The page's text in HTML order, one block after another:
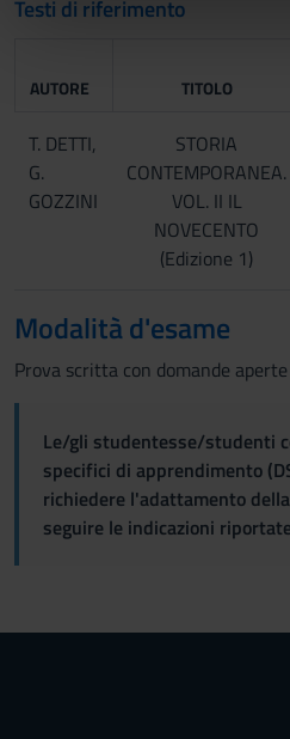
pubblicità e social media, i
con altre informazioni che hai
Testi di riferimento
AUTORE TITOLO
T. DETTI,
G.
GOZZINI
STORIA
CONTEMPORANEA.
VOL. II IL
NOVECENTO
(Edizione 1)
Modalità d'esame
Prova scritta con domande aperte
Le/gli studentesse/studenti
specifici di apprendimento
richiedere l'adattamento
seguire le indicazioni